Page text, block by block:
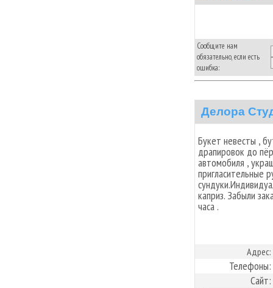
Сообщите нам
обязательно, если есть
ошибка:
Делора
Букет невесты ,
драпировок до
автомобиля ,
пригласительные
каприз. Забыли
часа .
Адрес:
Телефоны:
Сайт: